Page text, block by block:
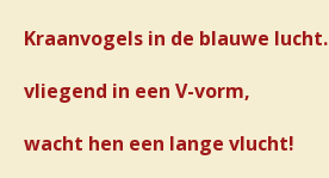
Kraanvogels in de blauwe lucht.
vliegend in een V-vorm,
wacht hen een lange vlucht!